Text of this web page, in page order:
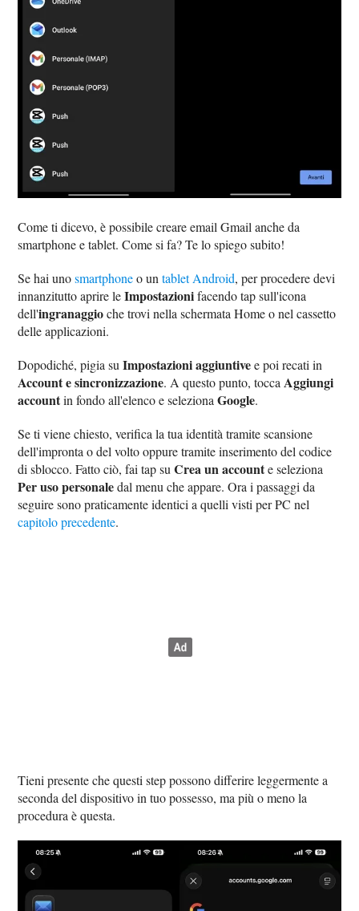
Come ti dicevo, è possibile creare email Gmail anche da
smartphone e tablet. Come si fa? Te lo spiego subito!
Se hai unosmartphoneo untablet Android, per procedere devi
innanzitutto aprire leImpostazionifacendo tap sull'icona
dell'ingranaggioche trovi nella schermata Home o nel cassetto
delle applicazioni.
Dopodiché, pigia suImpostazioni aggiuntivee poi recati in
Account e sincronizzazione. A questo punto, toccaAggiungi
accountin fondo all'elenco e selezionaGoogle.
Se ti viene chiesto, verifica la tua identità tramite scansione
dell'impronta o del volto oppure tramite inserimento del codice
di sblocco. Fatto ciò, fai tap suCrea un accounte seleziona
Per uso personaledal menu che appare. Ora i passaggi da
seguire sono praticamente identici a quelli visti per PC nel
capitolo precedente.
Tieni presente che questi step possono differire leggermente a
seconda del dispositivo in tuo possesso, ma più o meno la
procedura è questa.